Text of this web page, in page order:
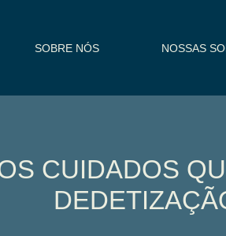
SOBRE NÓS NOSSAS
CUIDADOS